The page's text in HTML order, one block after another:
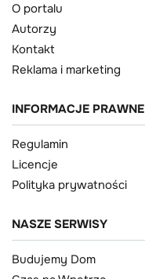
O portalu
Autorzy
Kontakt
Reklama i marketing
INFORMACJE PRAWNE
Regulamin
Licencje
Polityka prywatności
NASZE SERWISY
Budujemy Dom